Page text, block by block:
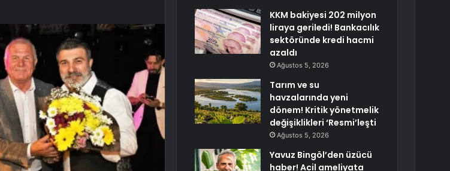
KKM bakiyesi 202 milyon
liraya geriledi! Bankacılık
sektöründe kredi hacmi
azaldı
Ağustos 5, 2026
Tarım ve su
havzalarında yeni
dönem! Kritik yönetmelik
değişiklikleri ‘Resmi’leşti
Ağustos 5, 2026
Yavuz Bingöl’den üzücü
haber! Acil ameliyata